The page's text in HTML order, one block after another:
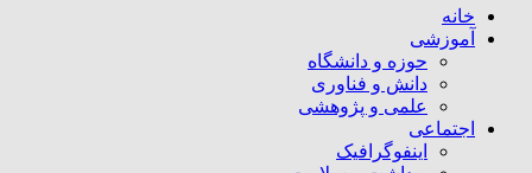
خانه
آموزشی
حوزه و دانشگاه
دانش و فناوری
علمی و پژوهشی
اجتماعی
اینفوگرافیک